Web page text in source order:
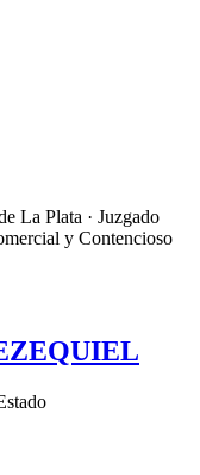
La Plata · Juzgado
y Contencioso